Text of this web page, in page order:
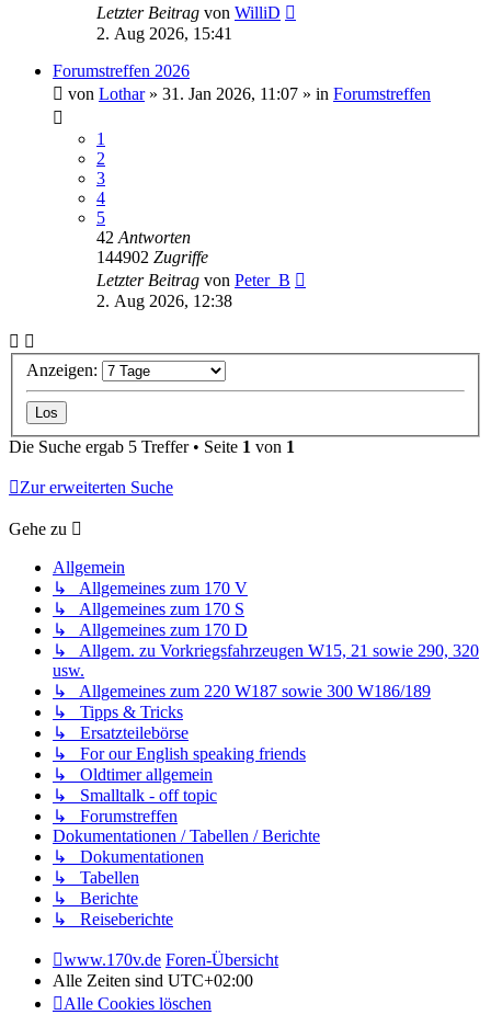
Letzter Beitrag von WilliD
2. Aug 2026, 15:41
Forumstreffen 2026
von Lothar» 31. Jan 2026, 11:07 » in Forumstreffen
1
2
3
4
5
42 Antworten
144902 Zugriffe
Letzter Beitrag von Peter_B
2. Aug 2026, 12:38
Anzeigen:
Die Suche ergab 5 Treffer • Seite 1 von 1
Zur erweiterten Suche
Gehe zu
Allgemein
↳ Allgemeines zum 170 V
↳ Allgemeines zum 170 S
↳ Allgemeines zum 170 D
↳ Allgem. zu Vorkriegsfahrzeugen W15, 21 sowie 290, 320
usw.
↳ Allgemeines zum 220 W187 sowie 300 W186/189
↳ Tipps & Tricks
↳ Ersatzteilebörse
↳ For our English speaking friends
↳ Oldtimer allgemein
↳ Smalltalk - off topic
↳ Forumstreffen
Dokumentationen / Tabellen / Berichte
↳ Dokumentationen
↳ Tabellen
↳ Berichte
↳ Reiseberichte
www.170v.de Foren-Übersicht
Alle Zeiten sind UTC+02:00
Alle Cookies löschen